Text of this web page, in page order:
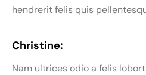
hendrerit felis quis
Christine:
Nam ultrices odio a felis